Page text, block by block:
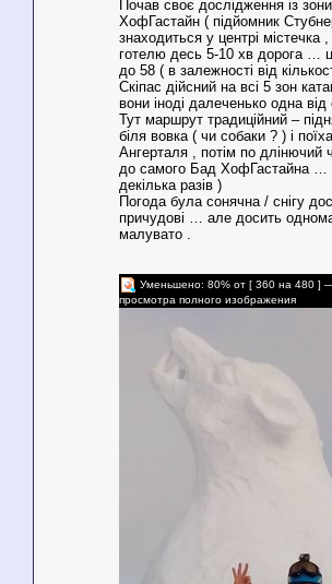
Почав своє дослідження із
ХофГастайн ( підйомник
знаходиться у центрі містечка ,
готелю десь 5-10 хв дорога …
до 58 ( в залежності від
Скіпас дійсний на всі 5 зон
вони іноді далеченько одна від
Тут маршрут традиційний –
біля вовка ( чи собаки ? ) і
Ангерталя , потім по
до самого Бад ХофГастайна … і
декілька разів )
Погода була сонячна / снігу
причудові … але досить
малувато .
Уменьшено: 80% от [ 360 на 480 ]
просмотра полного изображения